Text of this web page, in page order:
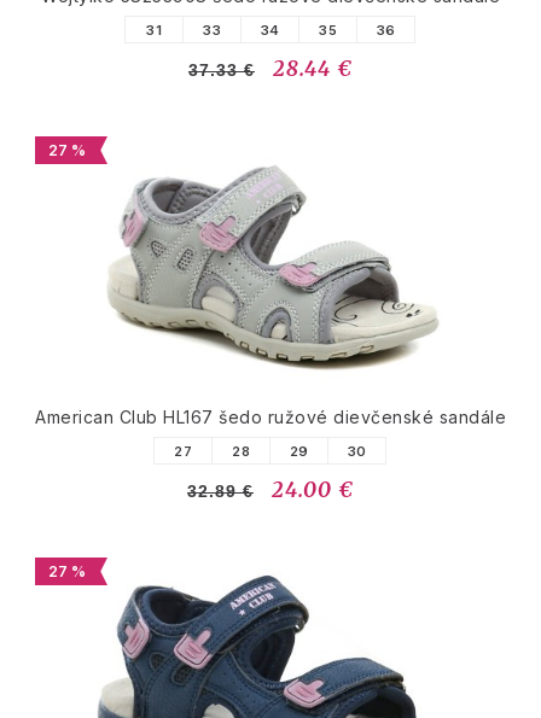
31 33 34 35 36
37.33 € 28.44 €
27 %
American Club HL167 šedo ružové dievčenské sandále
27 28 29 30
32.89 € 24.00 €
27 %